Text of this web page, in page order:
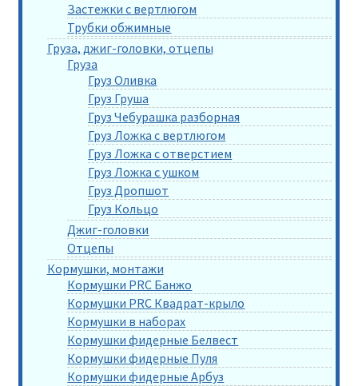
Застежки с вертлюгом
Трубки обжимные
Груза, джиг-головки, отцепы
Груза
Груз Оливка
Груз Груша
Груз Чебурашка разборная
Груз Ложка с вертлюгом
Груз Ложка с отверстием
Груз Ложка с ушком
Груз Дропшот
Груз Кольцо
Джиг-головки
Отцепы
Кормушки, монтажи
Кормушки PRC Банжо
Кормушки PRC Квадрат-крыло
Кормушки в наборах
Кормушки фидерные Белвест
Кормушки фидерные Пуля
Кормушки фидерные Арбуз